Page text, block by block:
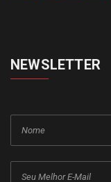
NEWSLETTER